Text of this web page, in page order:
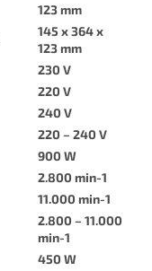
123 mm
145 x 364 x
123 mm
230 V
220 V
240 V
220 – 240 V
900 W
2.800 min-1
11.000 min-1
2.800 – 11.000
min-1
450 W